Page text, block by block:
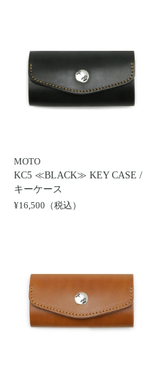
MOTO
KC5 ≪BLACK≫ KEY CASE /
キーケース
¥16,500（税込）